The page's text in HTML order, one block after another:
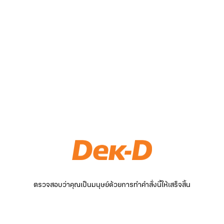
ตรวจสอบว่าคุณเป็นมนุษย์ด้วยการทำคำสั่งนี้ให้เสร็จสิ้น